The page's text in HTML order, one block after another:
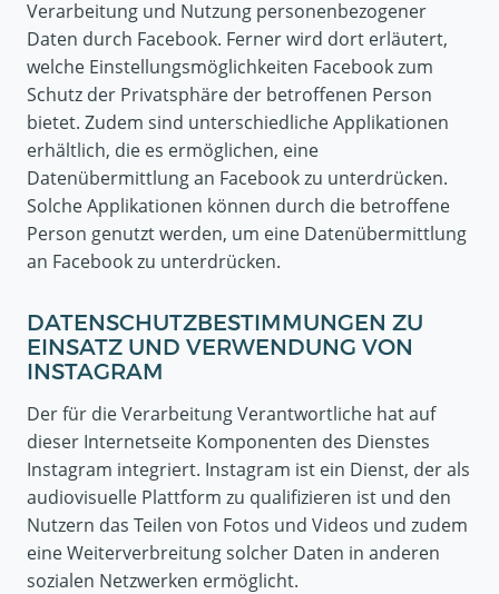
Verarbeitung und Nutzung personenbezogener
Daten durch Facebook. Ferner wird dort erläutert,
welche Einstellungsmöglichkeiten Facebook zum
Schutz der Privatsphäre der betroffenen Person
bietet. Zudem sind unterschiedliche Applikationen
erhältlich, die es ermöglichen, eine
Datenübermittlung an Facebook zu unterdrücken.
Solche Applikationen können durch die betroffene
Person genutzt werden, um eine Datenübermittlung
an Facebook zu unterdrücken.
DATENSCHUTZBESTIMMUNGEN ZU
EINSATZ UND VERWENDUNG VON
INSTAGRAM
Der für die Verarbeitung Verantwortliche hat auf
dieser Internetseite Komponenten des Dienstes
Instagram integriert. Instagram ist ein Dienst, der als
audiovisuelle Plattform zu qualifizieren ist und den
Nutzern das Teilen von Fotos und Videos und zudem
eine Weiterverbreitung solcher Daten in anderen
sozialen Netzwerken ermöglicht.